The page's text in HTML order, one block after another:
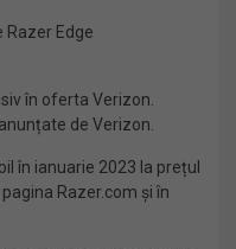
Edge
în oferta Verizon.
de Verizon.
în ianuarie 2023 la prețul
Razer.com și în